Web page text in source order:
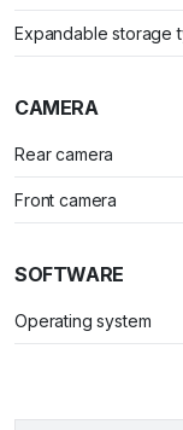
Expandable storage
CAMERA
Rear camera
Front camera
SOFTWARE
Operating system